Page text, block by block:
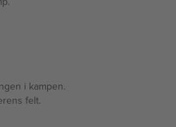
i kampen.
felt.